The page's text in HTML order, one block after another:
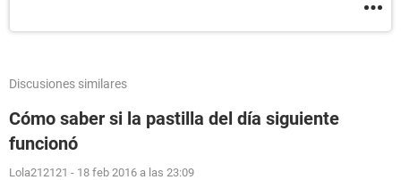
Discusiones similares
Cómo saber si la pastilla del día siguiente
funcionó
Lola212121 - 18 feb 2016 a las 23:09